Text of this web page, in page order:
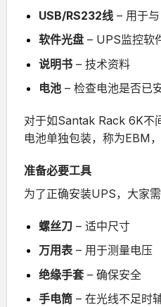
USB/RS232线– 用于与
软件光盘– UPS监控软
说明书– 技术资料
电池– 检查电池是否已
对于如Santak Rack 6K不
电池单独包装，称为EBM
准备必要工具
为了正确安装UPS，大家需
螺丝刀– 适中尺寸
万用表– 用于测量电压
绝缘手套– 确保安全
手电筒– 在光线不足时